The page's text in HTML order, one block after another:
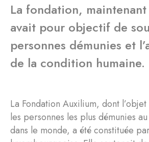
La fondation,
avait pour objectif de
personnes démunies et
de la condition humaine.
La Fondation Auxilium, dont
les personnes les plus démunies
dans le monde, a été constituée